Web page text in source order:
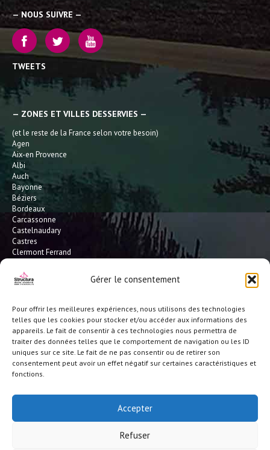
Gérer le consentement
Pour offrir les meilleures expériences, nous utilisons des technologies
telles que les cookies pour stocker et/ou accéder aux informations des
appareils. Le fait de consentir à ces technologies nous permettra de
traiter des données telles que le comportement de navigation ou les ID
uniques sur ce site. Le fait de ne pas consentir ou de retirer son
consentement peut avoir un effet négatif sur certaines caractéristiques et
fonctions.
Accepter
Refuser
— NOUS SUIVRE —
TWEETS
— ZONES ET VILLES DESSERVIES —
(et le reste de la France selon votre besoin)
Agen
Aix-en Provence
Albi
Auch
Bayonne
Béziers
Bordeaux
Carcassonne
Castelnaudary
Castres
Clermont Ferrand
Gaillac
Hossegor
Limoges
L'Isle Jourdain
Montauban
Mont-de-Marsan
Montpellier
Narbonne
Pau
Saint-Gaudens